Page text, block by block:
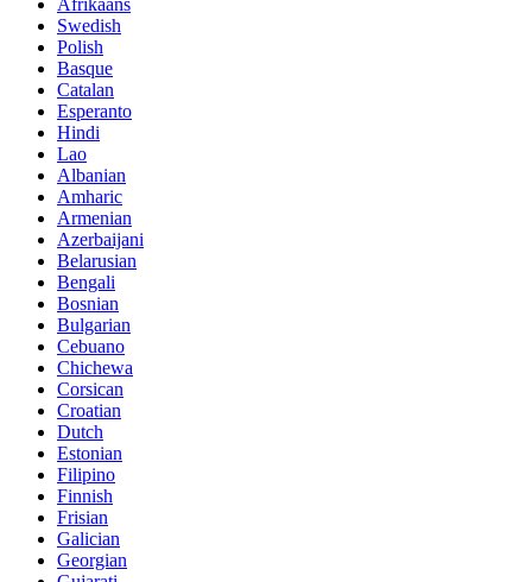
Afrikaans
Swedish
Polish
Basque
Catalan
Esperanto
Hindi
Lao
Albanian
Amharic
Armenian
Azerbaijani
Belarusian
Bengali
Bosnian
Bulgarian
Cebuano
Chichewa
Corsican
Croatian
Dutch
Estonian
Filipino
Finnish
Frisian
Galician
Georgian